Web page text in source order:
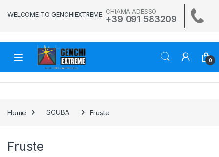
WELCOME TO GENCHIEXTREME CHIAMA ADESSO
+39 091 583209
0
Home SCUBA Fruste
Fruste